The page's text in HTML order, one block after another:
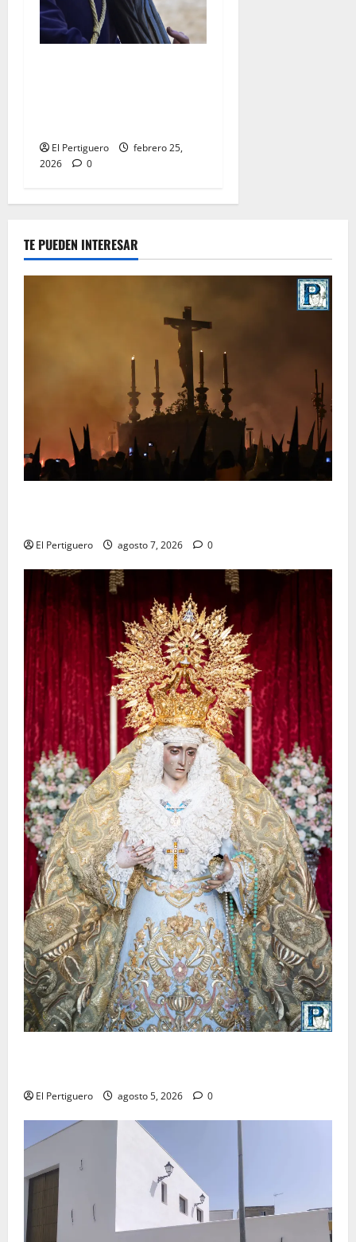
El Pertiguero
febrero 25,
2026
0
TE PUEDEN INTERESAR
El Pertiguero agosto 7, 2026 0
El Pertiguero agosto 5, 2026 0